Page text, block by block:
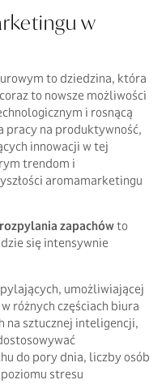
w
to dziedzina, która
to nowsze możliwości
i rosnącą
pracy na produktywność,
innowacji w tej
trendom i
aromamarketingu
zapachówto
się intensywnie
umożliwiającej
różnych częściach biura
na sztucznej inteligencji,
do pory dnia, liczby osób
stresu